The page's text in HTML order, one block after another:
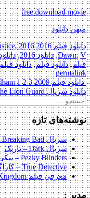
free download movie
میهن دانلود
دانلود فیلم 2016 2016 Superman
,
Dawn,V
,دانلود 2016 ,دانلود Justice
فیلم,دانلود فیلم,دانلود
permalink
Post
navigation
دانلود فیلم The Taking Of Pelham 1 2 3 2009
دانلود سریال The Lion Guard
جستجو
برای:
نوشته‌های تازه
سریال Breaking Bad – افسار گسیخته
سریال Dark – تاریک
Peaky Blinders – پیکی بلایندرز
True Detective – کاراگاه واقعی
معرفی فیلم The Last Kingdom – آخرین پادشاهی
مدیر :